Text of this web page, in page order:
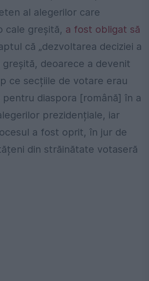
al alegerilor care
cale greșită, a fost obligat să
că „dezvoltarea deciziei a
deoarece a devenit
ce secțiile de votare erau
pentru diaspora [română] în a
prezidențiale, iar
a fost oprit, în jur de
din străinătate votaseră